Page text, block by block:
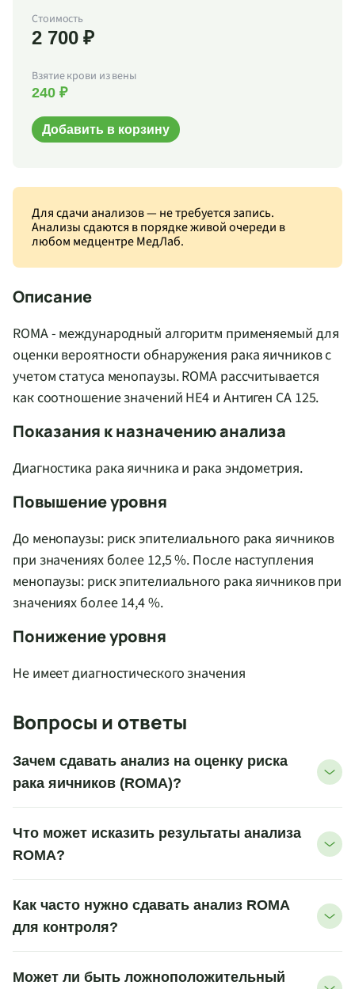
Для сдачи анализов — не требуется запись.
Анализы сдаются в порядке живой очереди в
любом медцентре МедЛаб.
Описание
ROMA - международный алгоритм применяемый для
оценки вероятности обнаружения рака яичников с
учетом статуса менопаузы. ROMA рассчитывается
как соотношение значений HE4 и Антиген СА 125.
Показания к назначению анализа
Диагностика рака яичника и рака эндометрия.
Повышение уровня
До менопаузы: риск эпителиального рака яичников
при значениях более 12,5 %. После наступления
менопаузы: риск эпителиального рака яичников при
значениях более 14,4 %.
Понижение уровня
Не имеет диагностического значения
Вопросы и ответы
Зачем сдавать анализ на оценку риска
рака яичников (ROMA)?
Что может исказить результаты анализа
ROMA?
Как часто нужно сдавать анализ ROMA
для контроля?
Может ли быть ложноположительный
Стоимость
2 700 ₽
Взятие крови из вены
240 ₽
Добавить в корзину